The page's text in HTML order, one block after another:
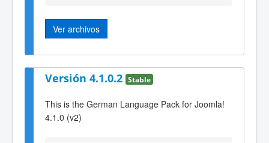
Ver archivos
Versión 4.1.0.2 Stable
This is the German Language Pack for Joomla!
4.1.0 (v2)